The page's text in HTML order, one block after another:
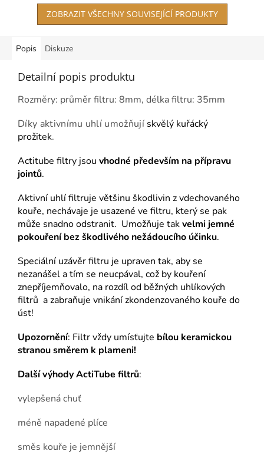
hvězdiček.
ZOBRAZIT VŠECHNY SOUVISEJÍCÍ PRODUKTY
Popis Diskuze
Detailní popis produktu
Rozměry: průměr filtru: 8mm, délka filtru: 35mm
Díky aktivnímu uhlí umožňují skvělý kuřácký
prožitek.
Actitube filtry jsou vhodné především na přípravu
jointů.
Aktivní uhlí filtruje většinu škodlivin z vdechovaného
kouře, nechávaje je usazené ve filtru, který se pak
může snadno odstranit. Umožňuje takvelmi jemné
pokouření bez škodlivého nežádoucího účinku.
Speciální uzávěr filtru je upraven tak, aby se
nezanášel a tím se neucpával, což by kouření
znepříjemňovalo, na rozdíl od běžných uhlíkových
filtrů a zabraňuje vnikání zkondenzovaného kouře do
úst!
Upozornění: Filtr vždy umísťujte bílou keramickou
stranou směrem k plameni!
Další výhody ActiTube filtrů:
vylepšená chuť
méně napadené plíce
směs kouře je jemnější